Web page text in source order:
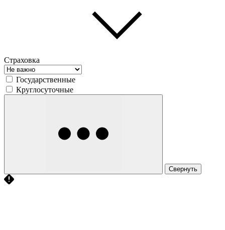
Страховка
Государственные
Круглосуточные
Свернуть